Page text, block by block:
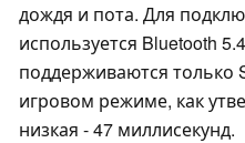
дождя и пота. Для
используется Bluetooth
поддерживаются только
игровом режиме, как
низкая - 47 миллисекунд.